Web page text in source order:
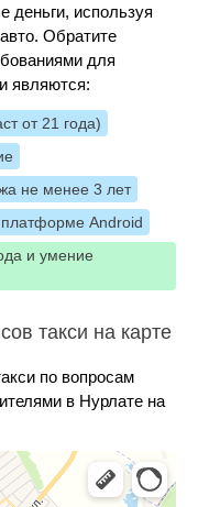
деньги, используя
Обратите
для
являются:
от 21 года)
не менее 3 лет
Android
и умение
такси на карте
по вопросам
в Нурлате на